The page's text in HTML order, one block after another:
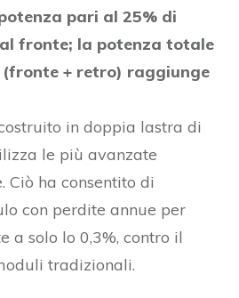
pari al 25% di
fronte; la potenza totale
(fronte + retro) raggiunge
in doppia lastra di
le più avanzate
Ciò ha consentito di
con perdite annue per
a solo lo 0,3%, contro il
tradizionali.